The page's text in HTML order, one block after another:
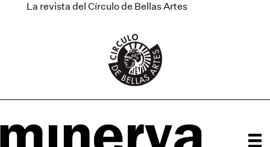
La revista del Círculo de Bellas Artes